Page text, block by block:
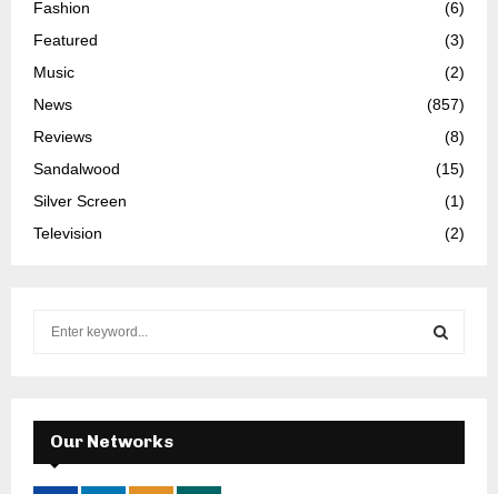
Fashion
(6)
Featured
(3)
Music
(2)
News
(857)
Reviews
(8)
Sandalwood
(15)
Silver Screen
(1)
Television
(2)
f
o
E
A
Our Networks